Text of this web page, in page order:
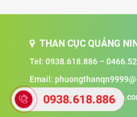
0938.618.886
THAN CỤC QUẢNG
Tel: 0938.618.886 –
Email:
Website: http://